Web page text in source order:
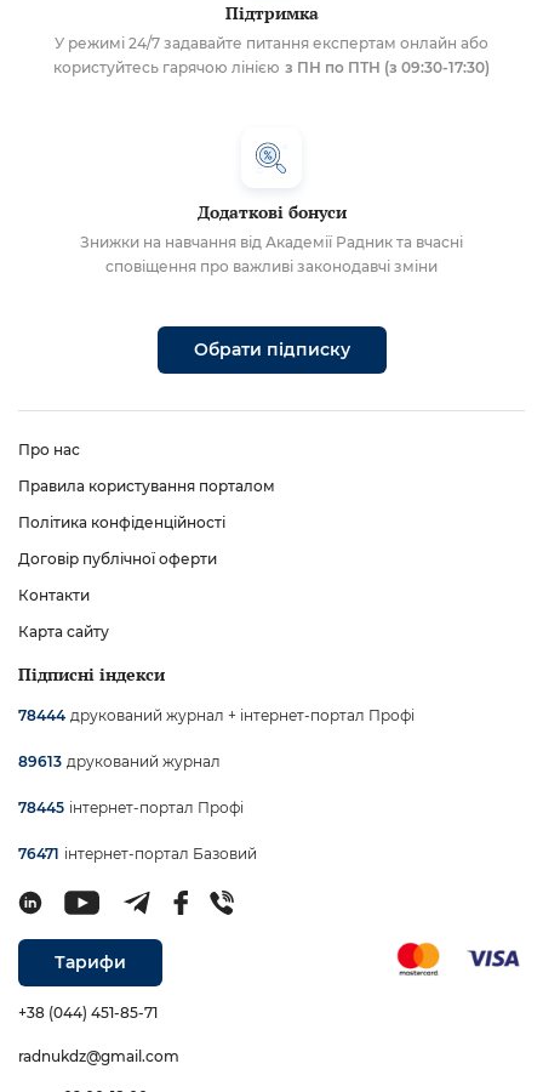
Підтримка
У режимі 24/7 задавайте питання експертам онлайн або
користуйтесь гарячою лінією з ПН по ПТН (з 09:30-17:30)
Додаткові бонуси
Знижки на навчання від Академії Радник та вчасні
сповіщення про важливі законодавчі зміни
Обрати підписку
Про нас
Правила користування порталом
Політика конфіденційності
Договір публічної оферти
Контакти
Карта сайту
Підписні індекси
78444 друкований журнал + інтернет-портал Профі
89613 друкований журнал
78445 інтернет-портал Профі
76471 інтернет-портал Базовий
Тарифи
+38 (044) 451-85-71
radnukdz@gmail.com